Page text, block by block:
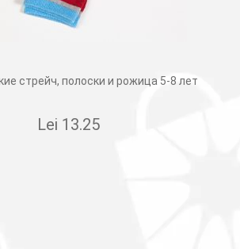
стрейч, полоски и рожица 5-8 лет
Lei 13.25